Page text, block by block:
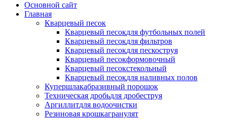
Основной сайт
Главная
Кварцевый песок
Кварцевый песокдля футбольных полей
Кварцевый песокдля фильтров
Кварцевый песокдля пескоструя
Кварцевый песокформовочный
Кварцевый песокстекольный
Кварцевый песокдля наливных полов
Купершлакабразивный порошок
Техническая дробьдля дробеструя
Аргиллитдля водоочистки
Резиновая крошкагранулят